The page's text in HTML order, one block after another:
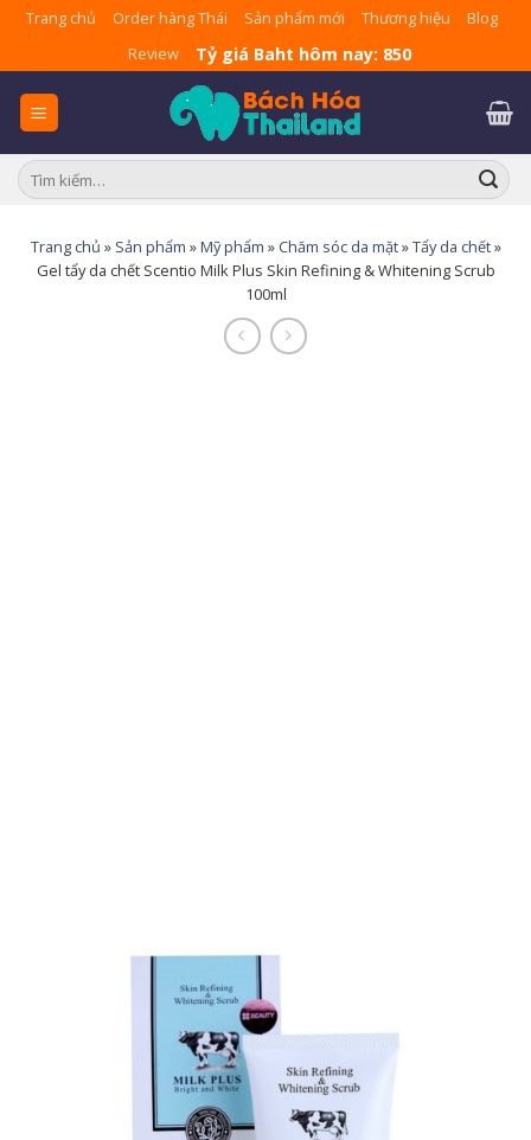
Skip
content
Trang chủ Order hàng Thái Sản phẩm mới Thương hiệu
Blog
Review
Tỷ giá Baht hôm nay: 850
Tìm
kiếm:
Trang chủ » Sản phẩm »Mỹ phẩm » Chăm sóc da mặt»Tẩy da chết»
Gel tẩy da chết Scentio Milk Plus Skin Refining & Whitening Scrub
100ml